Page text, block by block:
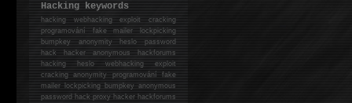
Hacking keywords
hackingwebhacking exploit cracking
programování fake mailer lockpicking
bumpkey anonymity heslo password
hackhacker anonymous hackforums
hackingheslo webhacking exploit
cracking anonymity programování fake
mailer lockpicking bumpkey anonymous
password hack proxy hacker hackforums